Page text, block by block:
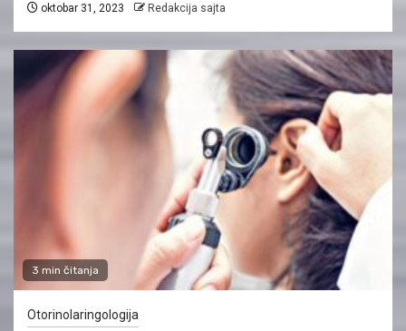
oktobar 31, 2023 Redakcija sajta
3 min čitanja
Otorinolaringologija